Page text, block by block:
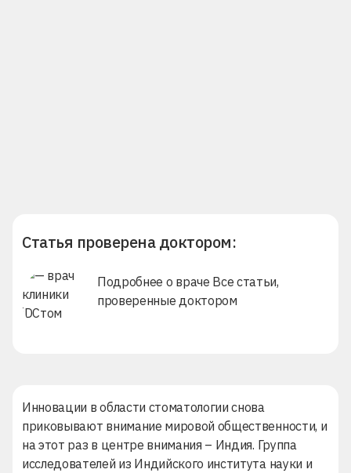
Инновации в области стоматологии снова
приковывают внимание мировой общественности, и
на этот раз в центре внимания – Индия. Группа
исследователей из Индийского института науки и
Статья проверена доктором:
Подробнее о враче Все статьи,
проверенные доктором